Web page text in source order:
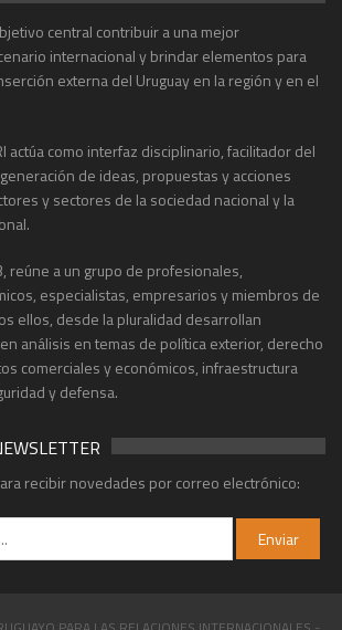
central contribuir a una mejor
internacional y brindar elementos para
externa del Uruguay en la región y en el
actúa como interfaz disciplinario, facilitador del
de ideas, propuestas y acciones
y sectores de la sociedad nacional y la
reúne a un grupo de profesionales,
especialistas, empresarios y miembros de
ellos, desde la pluralidad desarrollan
análisis en temas de política exterior, derecho
comerciales y económicos, infraestructura
y defensa.
recibir novedades por correo electrónico: